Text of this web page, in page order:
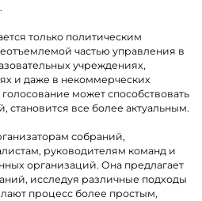
только политическим
частью управления в
учреждениях,
и даже в некоммерческих
может способствовать
все более актуальным.
собраний,
руководителям команд и
организаций. Она предлагает
исследуя различные подходы
процесс более простым,